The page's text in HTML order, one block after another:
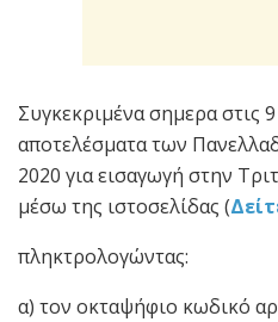
Συγκεκριμένα σημερα στις
αποτελέσματα των
2020 για εισαγωγή στην
μέσω της ιστοσελίδας (
πληκτρολογώντας:
α) τον οκταψήφιο κωδικό